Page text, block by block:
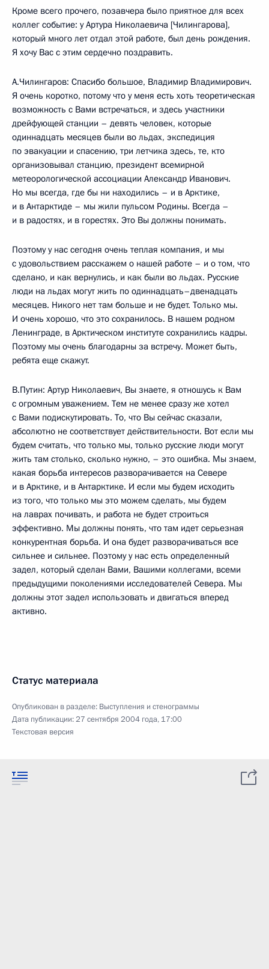
Кроме всего прочего, позавчера было приятное для всех
коллег событие: у Артура Николаевича [Чилингарова],
который много лет отдал этой работе, был день рождения.
Я хочу Вас с этим сердечно поздравить.
А.Чилингаров: Спасибо большое, Владимир Владимирович.
Я очень коротко, потому что у меня есть хоть теоретическая
возможность с Вами встречаться, и здесь участники
дрейфующей станции – девять человек, которые
одиннадцать месяцев были во льдах, экспедиция
по эвакуации и спасению, три летчика здесь, те, кто
организовывал станцию, президент всемирной
метеорологической ассоциации Александр Иванович.
Но мы всегда, где бы ни находились – и в Арктике,
и в Антарктиде – мы жили пульсом Родины. Всегда –
и в радостях, и в горестях. Это Вы должны понимать.
Поэтому у нас сегодня очень теплая компания, и мы
с удовольствием расскажем о нашей работе – и о том, что
сделано, и как вернулись, и как были во льдах. Русские
люди на льдах могут жить по одиннадцать–двенадцать
месяцев. Никого нет там больше и не будет. Только мы.
И очень хорошо, что это сохранилось. В нашем родном
Ленинграде, в Арктическом институте сохранились кадры.
Поэтому мы очень благодарны за встречу. Может быть,
ребята еще скажут.
В.Путин: Артур Николаевич, Вы знаете, я отношусь к Вам
с огромным уважением. Тем не менее сразу же хотел
с Вами подискутировать. То, что Вы сейчас сказали,
абсолютно не соответствует действительности. Вот если мы
будем считать, что только мы, только русские люди могут
жить там столько, сколько нужно, – это ошибка. Мы знаем,
какая борьба интересов разворачивается на Севере
и в Арктике, и в Антарктике. И если мы будем исходить
из того, что только мы это можем сделать, мы будем
на лаврах почивать, и работа не будет строиться
эффективно. Мы должны понять, что там идет серьезная
конкурентная борьба. И она будет разворачиваться все
сильнее и сильнее. Поэтому у нас есть определенный
задел, который сделан Вами, Вашими коллегами, всеми
предыдущими поколениями исследователей Севера. Мы
должны этот задел использовать и двигаться вперед
активно.
Статус материала
Опубликован в разделе: Выступления и стенограммы
Дата публикации:27 сентября 2004 года, 17:00
Текстовая версия